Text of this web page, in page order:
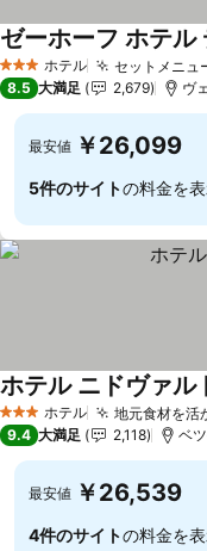
3 ホテルのランク
ホテル セットメニュ
ゼーホーフ ホテル
8.5 大満足 2,679 ヴ
最安値 ￥26,099
5件のサイトの料金を
3 ホテルのランク
ホテル 地元食材を活
ホテル ニドヴァル
9.4 大満足 2,118 ベ
最安値 ￥26,539
4件のサイトの料金を